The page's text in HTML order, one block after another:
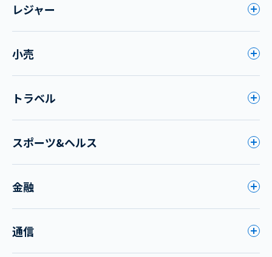
レジャー
小売
トラベル
スポーツ&ヘルス
金融
通信